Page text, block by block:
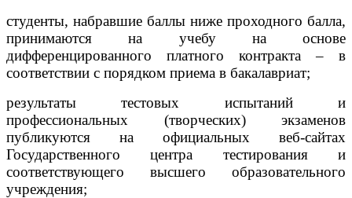
студенты, набравшие баллы ниже проходного балла,
принимаются на учебу на основе
дифференцированного платного контракта – в
соответствии с порядком приема в бакалавриат;
результаты тестовых испытаний и
профессиональных (творческих) экзаменов
публикуются на официальных веб-сайтах
Государственного центра тестирования и
соответствующего высшего образовательного
учреждения;